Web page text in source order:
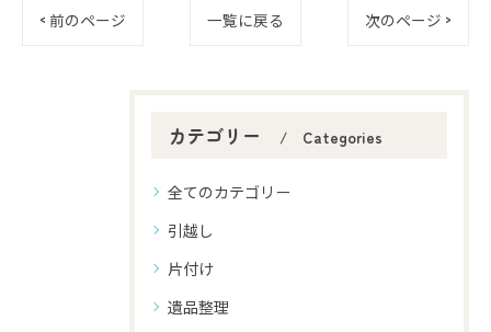
< 前のページ 一覧に戻る 次のページ >
カテゴリー Categories
全てのカテゴリー
引越し
片付け
遺品整理